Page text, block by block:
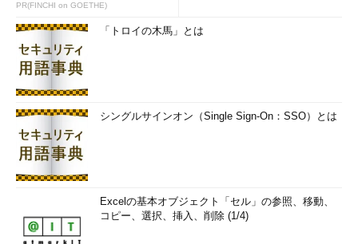
PR(FINCHI on GOETHE)
「トロイの木馬」とは
シングルサインオン（Single Sign-On：SSO）とは
Excelの基本オブジェクト「セル」の参照、移動、
コピー、選択、挿入、削除 (1/4)